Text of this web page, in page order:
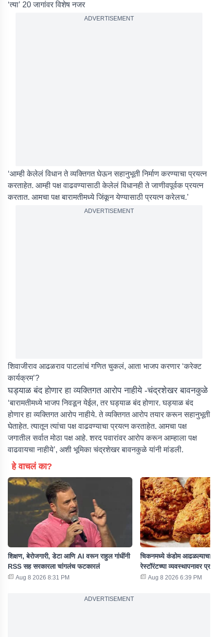
‘त्या’ 20 जागांवर विशेष नजर
ADVERTISEMENT
‘आम्ही केलेलं विधान ते व्यक्तिगत घेऊन सहानुभूती निर्माण करण्याचा प्रयत्न
करताहेत. आम्ही पक्ष वाढवण्यासाठी केलेलं विधानही ते जाणीवपूर्वक प्रयत्न
करतात. आमचा पक्ष बारामतीमध्ये जिंकून येण्यासाठी प्रयत्न करेलच.’
ADVERTISEMENT
शिवाजीराव आढळराव पाटलांचं गणित चुकलं, आता भाजप करणार ‘करेक्ट
कार्यक्रम’?
घड्याळ बंद होणार हा व्यक्तिगत आरोप नाहीये -चंद्रशेखर बावनकुळे
‘बारामतीमध्ये भाजप निवडून येईल, तर घड्याळ बंद होणार. घड्याळ बंद
होणार हा व्यक्तिगत आरोप नाहीये. ते व्यक्तिगत आरोप तयार करून सहानुभूती
घेताहेत. त्यातून त्यांचा पक्ष वाढवण्याचा प्रयत्न करताहेत. आमचा पक्ष
जगातील सर्वात मोठा पक्ष आहे. शरद पवारांवर आरोप करून आम्हाला पक्ष
वाढवायचा नाहीये’, अशी भूमिका चंद्रशेखर बावनकुळे यांनी मांडली.
हे वाचलं का?
शिक्षण, बेरोजगारी, डेटा आणि AI वरून राहुल गांधींनी
RSS सह सरकारला चांगलंच फटकारलं
Aug 8 2026 8:31 PM
चिकनमध्ये कंडोम आढळल्याचा
रेस्टॉरंटच्या व्यवस्थापनावर
Aug 8 2026 6:39 PM
ADVERTISEMENT